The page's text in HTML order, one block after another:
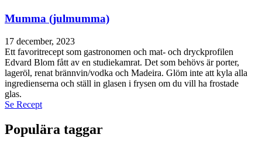
Mumma (julmumma)
17 december, 2023
Ett favoritrecept som gastronomen och mat- och dryckprofilen
Edvard Blom fått av en studiekamrat. Det som behövs är porter,
lageröl, renat brännvin/vodka och Madeira. Glöm inte att kyla alla
ingredienserna och ställ in glasen i frysen om du vill ha frostade
glas.
Se Recept
Populära taggar